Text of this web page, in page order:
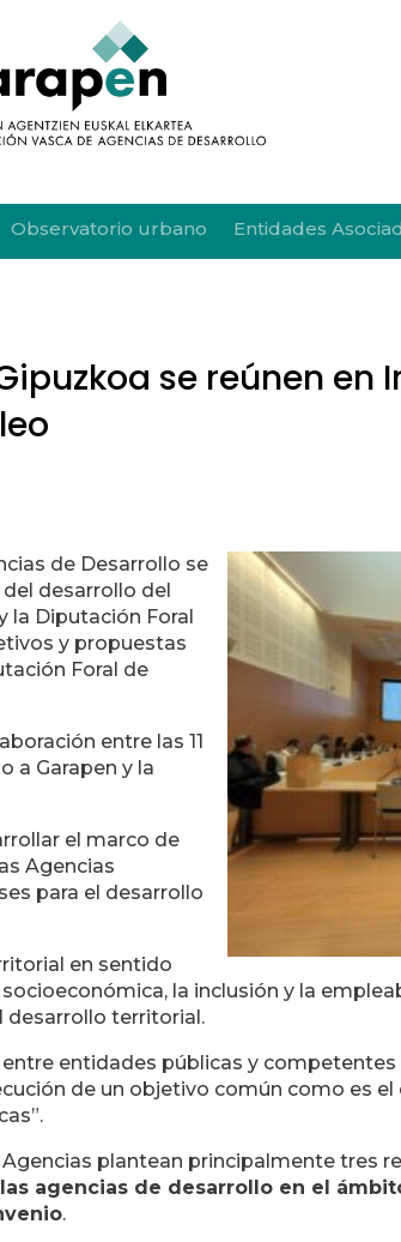
Observatorio urbano Entidades
se reúnen en
de Desarrollo se
desarrollo del
Diputación Foral
y propuestas
Foral de
entre las 11
a Garapen y la
el marco de
Agencias
para el desarrollo
en sentido
la inclusión y la
desarrollo territorial.
entidades públicas y
de un objetivo común como es
plantean principalmente tres
agencias de desarrollo en el
.